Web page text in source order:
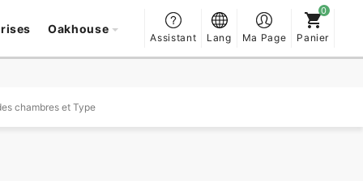
Oakhouse
Assistant Lang Ma Page Panier
chambres et Type